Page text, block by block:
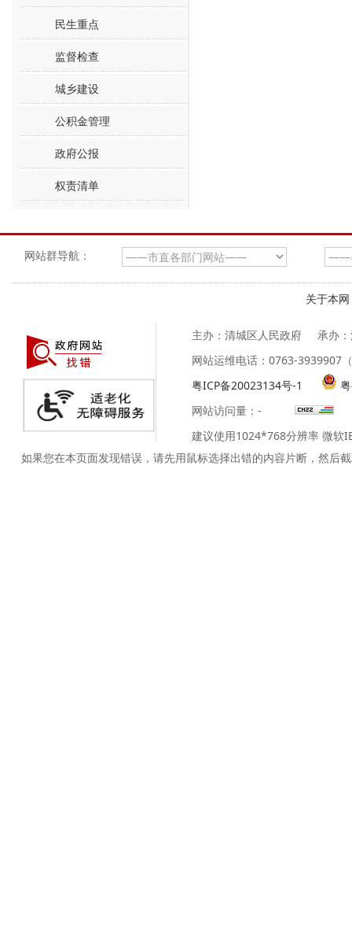
民生重点
监督检查
城乡建设
公积金管理
政府公报
权责清单
网站群导航：
关于本网
主办：清城区人民政府
承办
网站运维电话：0763-3939907
粤ICP备20023134号-1
网站访问量： -
建议使用1024*768分辨率 微软
如果您在本页面发现错误，请先用鼠标选择出错的内容片断，然后